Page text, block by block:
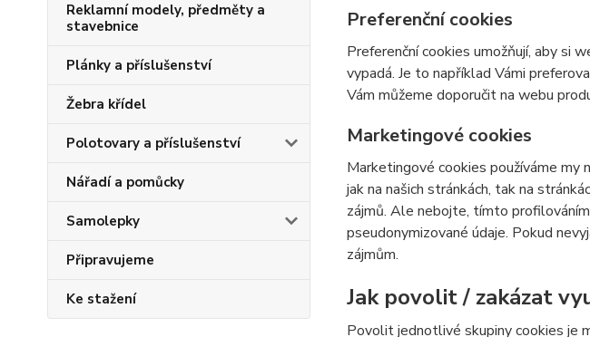
Reklamní modely, předměty a
stavebnice
Plánky a příslušenství
Žebra křídel
Polotovary a příslušenství
Nářadí a pomůcky
Samolepky
Připravujeme
Ke stažení
Preferenční cookies
Preferenční cookies umožňují, aby si
vypadá. Je to například Vámi
Vám můžeme doporučit na webu
Marketingové cookies
Marketingové cookies používáme my
jak na našich stránkách, tak na
zájmů. Ale nebojte, tímto
pseudonymizované údaje. Pokud
zájmům.
Jak povolit / zakázat
Povolit jednotlivé skupiny cookies je